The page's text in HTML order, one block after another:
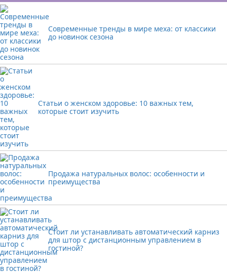
Современные тренды в мире меха: от классики
до новинок сезона
Статьи о женском здоровье: 10 важных тем,
которые стоит изучить
Продажа натуральных волос: особенности и
преимущества
Стоит ли устанавливать автоматический карниз
для штор с дистанционным управлением в
гостиной?